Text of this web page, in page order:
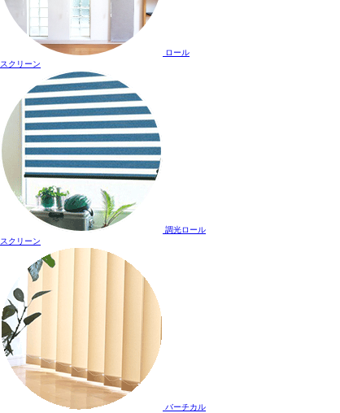
ロール
スクリーン
調光ロール
スクリーン
バーチカル